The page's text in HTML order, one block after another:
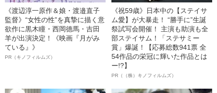
《渡辺淳一原作＆娘・渡邉直子
監督》“女性の性”を真摯に描く意
欲作に黒木瞳・西岡德馬・吉田
羊が出演決定！《映画『月がみ
ている』》
PR（キノフィルムズ）
《祝59歳》日本中の【ステイサ
ム愛】が大暴走！ “勝手に”生誕
祭試写会開催！ 主演も助演も全
部ステイサム！「ステサミー
賞」爆誕！【応募総数941票 全
54作品の栄冠に輝いた作品とは
ー!?】
PR（（株）キノフィルムズ）